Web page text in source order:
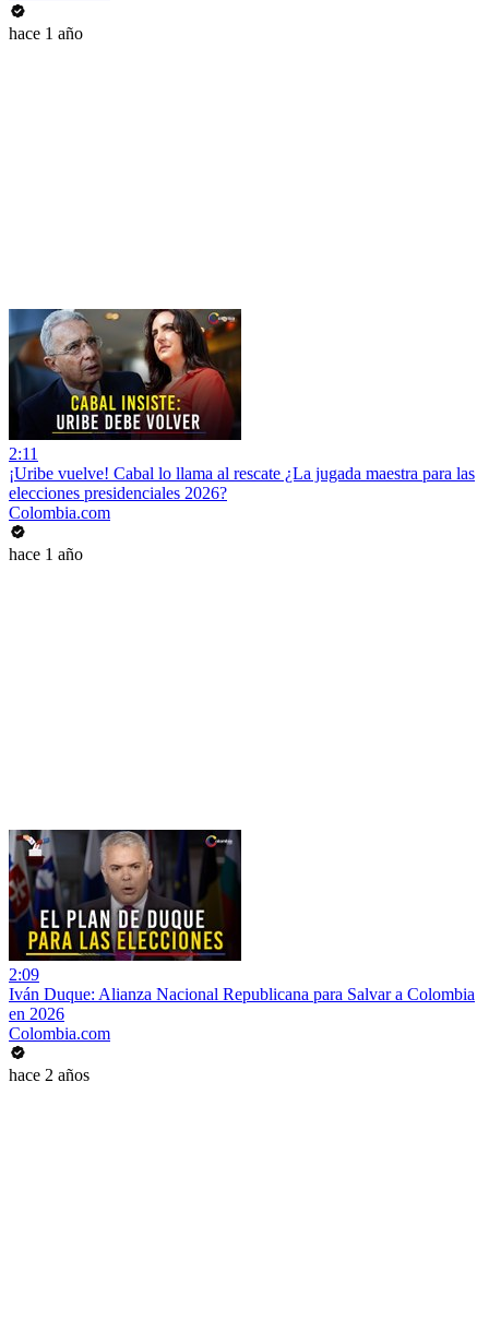
hace 1 año
2:11
¡Uribe vuelve! Cabal lo llama al rescate ¿La jugada maestra para las
elecciones presidenciales 2026?
Colombia.com
hace 1 año
2:09
Iván Duque: Alianza Nacional Republicana para Salvar a Colombia
en 2026
Colombia.com
hace 2 años